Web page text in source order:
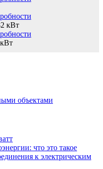
кВт
что это такое
к электрическим